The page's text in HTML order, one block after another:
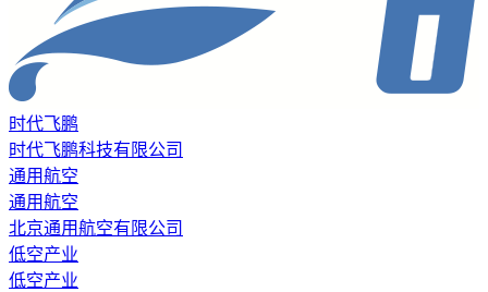
时代飞鹏
时代飞鹏科技有限公司
通用航空
通用航空
北京通用航空有限公司
低空产业
低空产业